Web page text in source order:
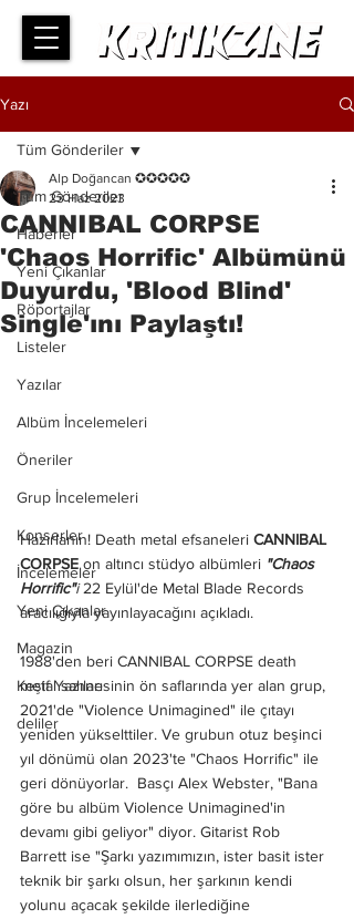
Yazı
Tüm Gönderiler
Haberler
Yeni Çıkanlar
Röportajlar
Listeler
Yazılar
Albüm İncelemeleri
Öneriler
Grup İncelemeleri
Konserler
İncelemeler
Yeni Çıkanlar
Magazin
Keşif Yazıları
deliler
Tüm Gönderiler
CANNIBAL CORPSE
'Chaos Horrific' Albümünü
Duyurdu, 'Blood Blind'
Single'ını Paylaştı!
Alp Doğancan ✪✪✪✪✪
23 Haz 2023
Hazırlanın! Death metal efsaneleri CANNIBAL
CORPSE on altıncı stüdyo albümleri "Chaos
Horrific"i 22 Eylül'de Metal Blade Records
aracılığıyla yayınlayacağını açıkladı.
1988'den beri CANNIBAL CORPSE death
metal sahnesinin ön saflarında yer alan grup,
2021'de "Violence Unimagined" ile çıtayı
yeniden yükselttiler. Ve grubun otuz beşinci
yıl dönümü olan 2023'te "Chaos Horrific" ile
geri dönüyorlar.  Basçı Alex Webster, "Bana
göre bu albüm Violence Unimagined'in
devamı gibi geliyor" diyor. Gitarist Rob
Barrett ise "Şarkı yazımımızın, ister basit ister
teknik bir şarkı olsun, her şarkının kendi
yolunu açacak şekilde ilerlediğine